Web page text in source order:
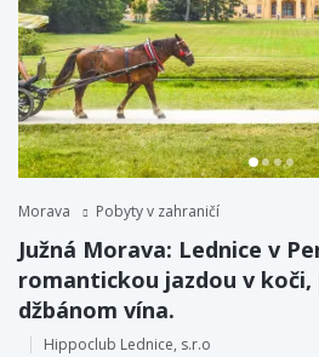
Morava Pobyty v zahraničí
Južná Morava: Lednice v
romantickou jazdou v koči,
džbánom vína.
Hippoclub Lednice, s.r.o